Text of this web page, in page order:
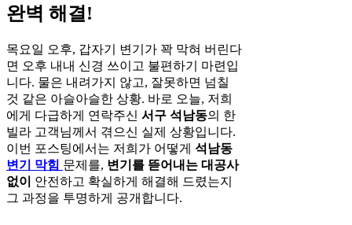
완벽 해결!
목요일 오후, 갑자기 변기가 꽉 막혀 버린다
면 오후 내내 신경 쓰이고 불편하기 마련입
니다. 물은 내려가지 않고, 잘못하면 넘칠
것 같은 아슬아슬한 상황. 바로 오늘, 저희
에게 다급하게 연락주신 서구 석남동의 한
빌라 고객님께서 겪으신 실제 상황입니다.
이번 포스팅에서는 저희가 어떻게 석남동
변기 막힘 문제를, 변기를 뜯어내는 대공사
없이
안전하고 확실하게 해결해 드렸는지
그 과정을 투명하게 공개합니다.